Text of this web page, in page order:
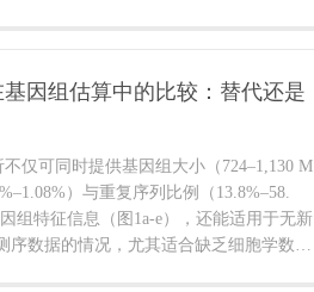
段性特征：约26.62百万年前（Ma），该
个谱系，一个分布于低海拔的长山山脉南
横断山脉及掸邦高原；到了约23.03Ma
及掸邦高原的谱系进一步分化，形成两个
位于中海拔的掸邦高原，另一个则位于高
贵高原。
因组估算中的比较：替代还是
仅可同时提供基因组大小（724–1,130 M
）与重复序列比例（13.8%–58.
组特征信息（图1a-e），还能适用于无新
序数据的情况，尤其适合缺乏细胞学数据